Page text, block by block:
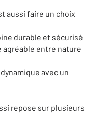
aussi faire un choix
durable et sécurisé
agréable entre nature
avec un
repose sur plusieurs